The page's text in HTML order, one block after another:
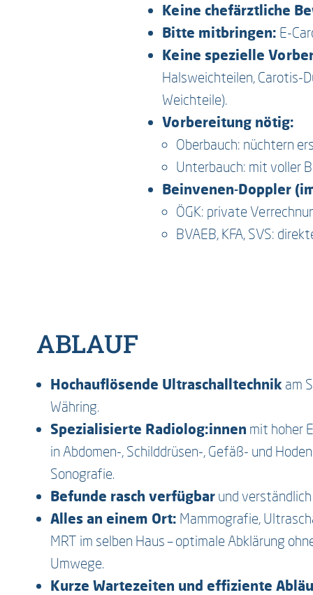
Keine chefärztliche
Bitte mitbringen: E-
Keine spezielle
Halsweichteilen, Carotis-
Weichteile).
Vorbereitung nötig:
Oberbauch: nüchtern
Unterbauch: mit voller
Beinvenen-Doppler
ÖGK: private
BVAEB, KFA, SVS:
ABLAUF
Hochauflösende Ultraschalltechnik am
Währing.
Spezialisierte Radiolog:innen mit hoher
in Abdomen-, Schilddrüsen-, Gefäß- und
Sonografie.
Befunde rasch verfügbar und
Alles an einem Ort: Mammografie,
MRT im selben Haus – optimale Abklärung
Umwege.
Kurze Wartezeiten und effiziente